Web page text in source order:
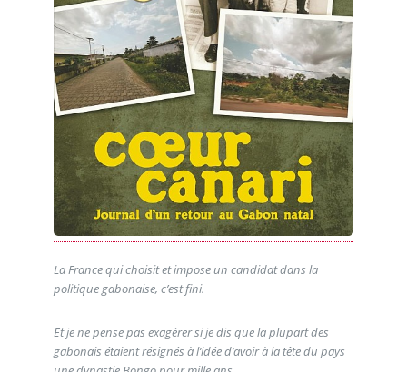
La France qui choisit et impose un candidat dans la
politique gabonaise, c’est fini.
Et je ne pense pas exagérer si je dis que la plupart des
gabonais étaient résignés à l’idée d’avoir à la tête du pays